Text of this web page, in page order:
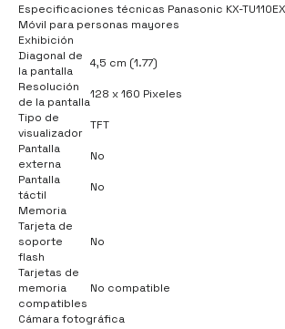
Especificaciones técnicas Panasonic KX-
Móvil para personas mayores
Exhibición
Diagonal de
la pantalla
4,5 cm (1.77)
Resolución
de la pantalla
128 x 160 Pixeles
Tipo de
visualizador
TFT
Pantalla
externa
No
Pantalla
táctil
No
Memoria
Tarjeta de
soporte
flash
No
Tarjetas de
memoria
compatibles
No compatible
Cámara fotográfica